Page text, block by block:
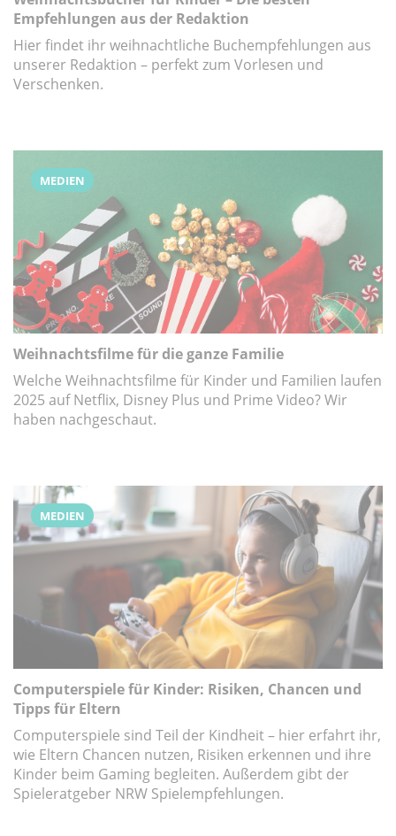
Empfehlungen aus der Redaktion
Hier findet ihr weihnachtliche Buchempfehlungen aus
unserer Redaktion – perfekt zum Vorlesen und
Verschenken.
MEDIEN
Weihnachtsfilme für die ganze Familie
Welche Weihnachtsfilme für Kinder und Familien laufen
2025 auf Netflix, Disney Plus und Prime Video? Wir
haben nachgeschaut.
MEDIEN
Computerspiele für Kinder: Risiken, Chancen und
Tipps für Eltern
Computerspiele sind Teil der Kindheit – hier erfahrt ihr,
wie Eltern Chancen nutzen, Risiken erkennen und ihre
Kinder beim Gaming begleiten. Außerdem gibt der
Spieleratgeber NRW Spielempfehlungen.